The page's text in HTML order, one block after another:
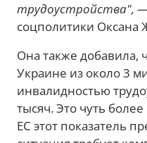
трудоустройства",
соцполитики Оксана
Она также добавила,
Украине из около 3
инвалидностью
тысяч. Это чуть более
ЕС этот показатель